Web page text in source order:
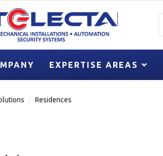
EXPERTISE AREAS
Residences